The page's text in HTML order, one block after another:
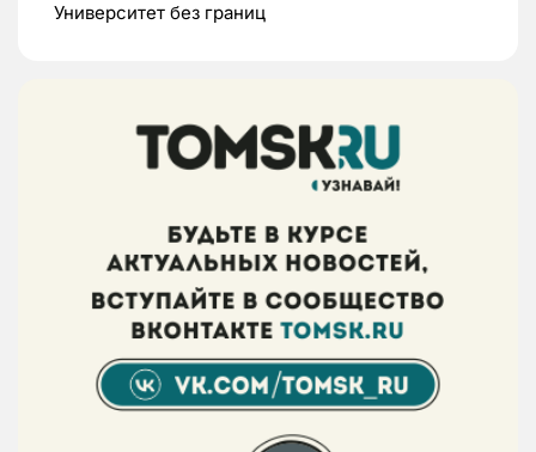
Университет без границ